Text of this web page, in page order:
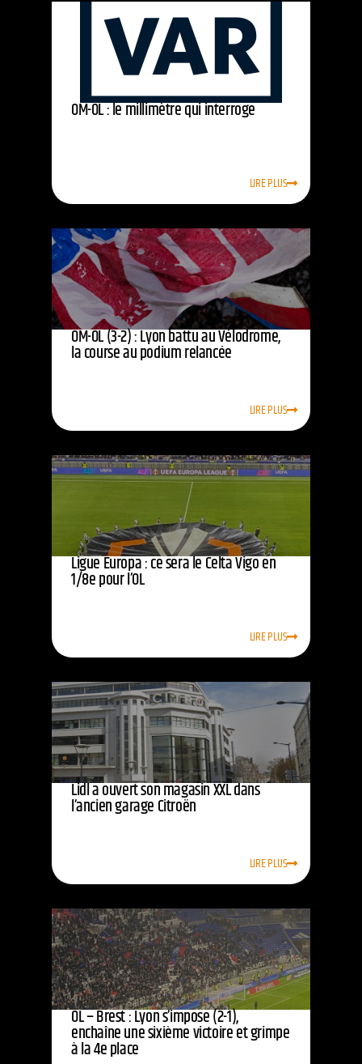
OM-OL : le millimètre qui interroge
LIRE PLUS
OM-OL (3-2) : Lyon battu au Vélodrome,
la course au podium relancée
LIRE PLUS
Ligue Europa : ce sera le Celta Vigo en
1/8e pour l’OL
LIRE PLUS
Lidl a ouvert son magasin XXL dans
l’ancien garage Citroën
LIRE PLUS
OL – Brest : Lyon s’impose (2-1),
enchaîne une sixième victoire et grimpe
à la 4e place